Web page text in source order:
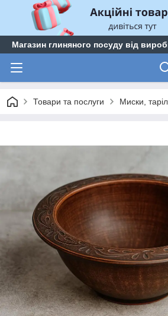
Магазин глиняного посуду від
Товари та послуги Миски,